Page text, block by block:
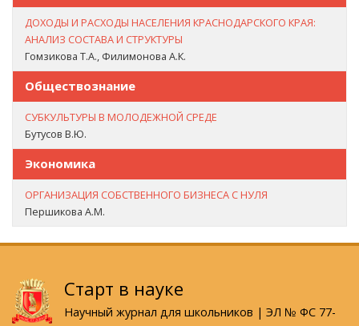
ДОХОДЫ И РАСХОДЫ НАСЕЛЕНИЯ КРАСНОДАРСКОГО КРАЯ:
АНАЛИЗ СОСТАВА И СТРУКТУРЫ
Гомзикова Т.А., Филимонова А.К.
Обществознание
СУБКУЛЬТУРЫ В МОЛОДЕЖНОЙ СРЕДЕ
Бутусов В.Ю.
Экономика
ОРГАНИЗАЦИЯ СОБСТВЕННОГО БИЗНЕСА С НУЛЯ
Першикова А.М.
Старт в науке
Научный журнал для школьников | ЭЛ № ФС 77-